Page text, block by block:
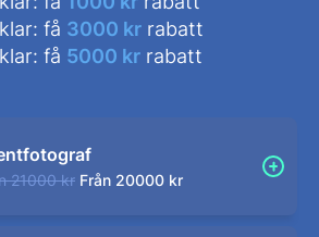
få 3000 kr rabatt
få 5000 kr rabatt
21000 kr Från 20000 kr